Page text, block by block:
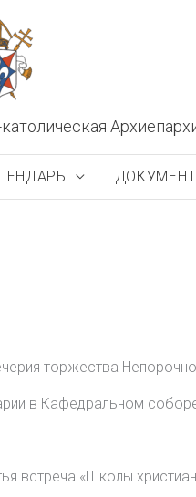
торжества
в Кафедральном
встреча «Школы